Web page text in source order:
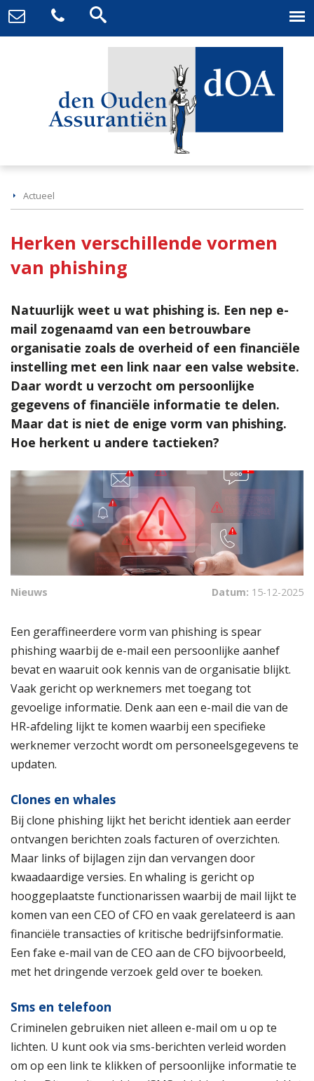
Actueel
Herken verschillende vormen
van phishing
Natuurlijk weet u wat phishing is. Een nep e-
mail zogenaamd van een betrouwbare
organisatie zoals de overheid of een financiële
instelling met een link naar een valse website.
Daar wordt u verzocht om persoonlijke
gegevens of financiële informatie te delen.
Maar dat is niet de enige vorm van phishing.
Hoe herkent u andere tactieken?
Nieuws Datum: 15-12-2025
Een geraffineerdere vorm van phishing is spear
phishing waarbij de e-mail een persoonlijke aanhef
bevat en waaruit ook kennis van de organisatie blijkt.
Vaak gericht op werknemers met toegang tot
gevoelige informatie. Denk aan een e-mail die van de
HR-afdeling lijkt te komen waarbij een specifieke
werknemer verzocht wordt om personeelsgegevens te
updaten.
Clones en whales
Bij clone phishing lijkt het bericht identiek aan eerder
ontvangen berichten zoals facturen of overzichten.
Maar links of bijlagen zijn dan vervangen door
kwaadaardige versies. En whaling is gericht op
hooggeplaatste functionarissen waarbij de mail lijkt te
komen van een CEO of CFO en vaak gerelateerd is aan
financiële transacties of kritische bedrijfsinformatie.
Een fake e-mail van de CEO aan de CFO bijvoorbeeld,
met het dringende verzoek geld over te boeken.
Sms en telefoon
Criminelen gebruiken niet alleen e-mail om u op te
lichten. U kunt ook via sms-berichten verleid worden
om op een link te klikken of persoonlijke informatie te